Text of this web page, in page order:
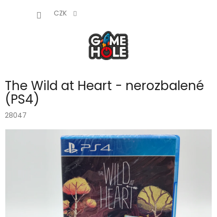
CZK
The Wild at Heart - nerozbalené
(PS4)
28047